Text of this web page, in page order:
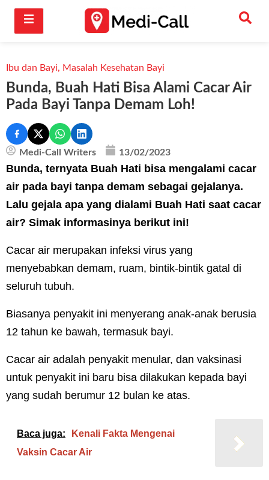
Ibu dan Bayi, Masalah Kesehatan Bayi
Bunda, Buah Hati Bisa Alami Cacar Air
Pada Bayi Tanpa Demam Loh!
Medi-Call Writers 13/02/2023
Bunda, ternyata Buah Hati bisa mengalami cacar
air pada bayi tanpa demam sebagai gejalanya.
Lalu gejala apa yang dialami Buah Hati saat cacar
air? Simak informasinya berikut ini!
Cacar air merupakan infeksi virus yang
menyebabkan demam, ruam, bintik-bintik gatal di
seluruh tubuh.
Biasanya penyakit ini menyerang anak-anak berusia
12 tahun ke bawah, termasuk bayi.
Cacar air adalah penyakit menular, dan vaksinasi
untuk penyakit ini baru bisa dilakukan kepada bayi
yang sudah berumur 12 bulan ke atas.
Baca juga:
Kenali Fakta Mengenai
Vaksin Cacar Air